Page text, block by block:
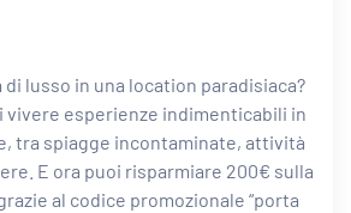
di lusso in una location paradisiaca?
vivere esperienze indimenticabili in
tra spiagge incontaminate, attività
E ora puoi risparmiare 200€ sulla
al codice promozionale “porta